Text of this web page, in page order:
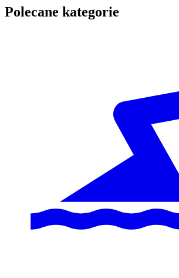
Polecane kategorie